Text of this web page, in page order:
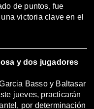
de puntos, fue
victoria clave en el
y dos jugadores
Basso y Baltasar
jueves, practicarán
por determinación